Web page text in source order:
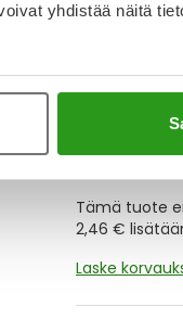
yhdistää näitä
Kela-
Tämä tuote
2,46 €
Laske